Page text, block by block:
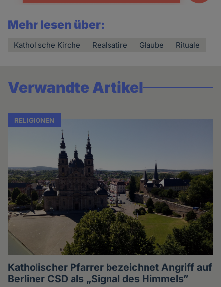
Mehr lesen über:
Katholische Kirche Realsatire Glaube Rituale
Verwandte Artikel
RELIGIONEN
Katholischer Pfarrer bezeichnet Angriff auf
Berliner CSD als „Signal des Himmels”